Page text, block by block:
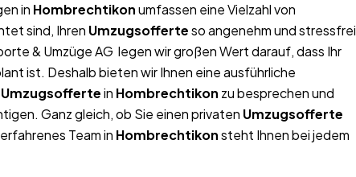
in Hombrechtikonumfassen eine Vielzahl von
sind, Ihren Umzugsofferteso angenehm und stressfrei
& Umzüge AG legen wir großen Wert darauf, dass Ihr
ist. Deshalb bieten wir Ihnen eine ausführliche
Umzugsoffertein Hombrechtikon zu besprechen und
Ganz gleich, ob Sie einen privaten Umzugsofferte
Team in Hombrechtikonsteht Ihnen bei jedem